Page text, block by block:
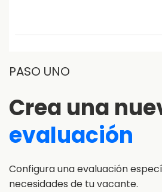
PASO UNO
Crea una
evaluación
Configura una evaluación
necesidades de tu vacante.